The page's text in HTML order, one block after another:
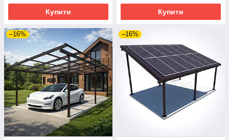
Купити Купити
–16% –16%